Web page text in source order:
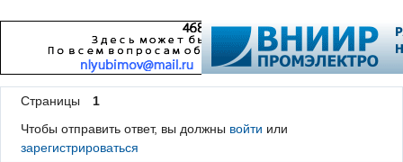
Страницы
1
Чтобы отправить ответ, вы должны войти или
зарегистрироваться